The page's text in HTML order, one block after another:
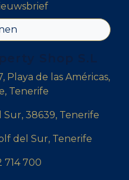
Playa de las Américas,
Tenerife
Sur, 38639, Tenerife
del Sur, Tenerife
714 700